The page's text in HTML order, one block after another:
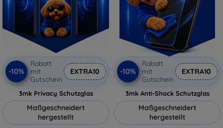
-10%
Rabatt
mit
Gutschein
EXTRA10
3mk Privacy Schutzglas
Maßgeschneidert
hergestellt
-10%
Rabatt
mit
Gutschein
EXTRA10
3mk Anti-Shock Schutzglas
Maßgeschneidert
hergestellt